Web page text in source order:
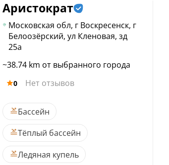
Аристократ
Московская обл, г Воскресенск, г
Белоозёрский, ул Кленовая, зд
25а
~38.74 km от выбранного города
0 Нет отзывов
Бассейн
Тёплый бассейн
Ледяная купель